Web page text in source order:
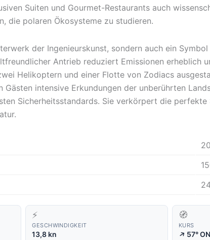
Suiten und Gourmet-Restaurants auch
die polaren Ökosysteme zu studieren.
der Ingenieurskunst, sondern auch ein
Antrieb reduziert Emissionen erheblich
Helikoptern und einer Flotte von Zodiacs
Gästen intensive Erkundungen der unberührten
Sicherheitsstandards. Sie verkörpert die perfekte
⚡
GESCHWINDIGKEIT
13,8 kn
🧭
KURS
↑57°